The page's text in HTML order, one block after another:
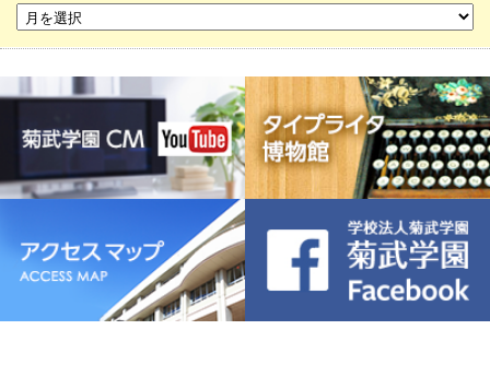
菊武ビジネス専門学校
名古屋ウェディング＆フラワー・ビューティ学院
菊武幼稚園
稲葉保育園